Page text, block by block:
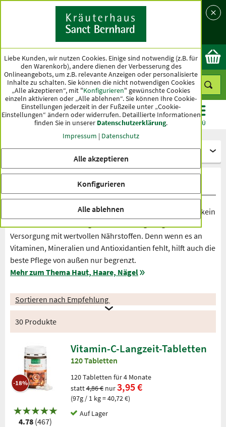
Land
Ok
KATEGORIEN ANGEBOTE TOPSELLER MENÜ
Kapseln und Tabletten
Haut, Haare, Nägel
Strahlende Haut, kräftige Nägel und gesundes Haar sind kein
Versorgung mit wertvollen Nährstoffen. Denn wenn es an
Vitaminen, Mineralien und Antioxidantien fehlt, hilft auch die
beste Pflege von außen nur begrenzt.
Mehr zum Thema Haut, Haare, Nägel
Sortieren nach Empfehlung
30 Produkte
-18%
4.78 (467)
Vitamin-C-Langzeit-Tabletten
120 Tabletten
120 Tabletten für 4 Monate
statt4,86 € nur3,95 €
(97g / 1 kg = 40,72 €)
Auf Lager
Liebe Kunden, wir nutzen Cookies. Einige sind notwendig (z.B. für
den Warenkorb), andere dienen der Verbesserung des
Onlineangebots, um z.B. relevante Anzeigen oder personalisierte
Inhalte zu schalten. Sie können die nicht notwendigen Cookies
„Alle akzeptieren“, mit "Konfigurieren" gewünschte Cookies
einzeln aktivieren oder „Alle ablehnen“. Sie können Ihre Cookie-
Einstellungen jederzeit in der Fußzeile unter „Cookie-
Einstellungen“ ändern oder widerrufen. Detaillierte Informationen
finden Sie in unserer Datenschutzerklärung.
Impressum | Datenschutz
Alle akzeptieren
Konfigurieren
Alle ablehnen